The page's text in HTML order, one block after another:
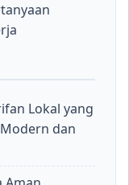
Lokal yang
dan